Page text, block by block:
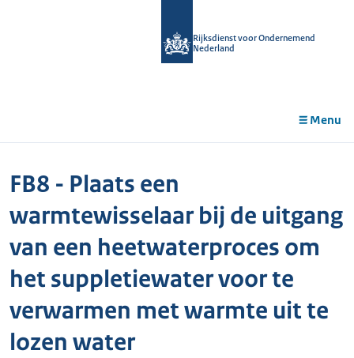
Rijksdienst voor Ondernemend
Nederland
Menu
FB8 - Plaats een
warmtewisselaar bij de uitgang
van een heetwaterproces om
het suppletiewater voor te
verwarmen met warmte uit te
lozen water